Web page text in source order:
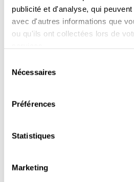
publicité et d'analyse, qui
avec d'autres informations que
ou qu'ils ont collectées lors de
Nécessaires
Préférences
Statistiques
Marketing
LA CENTRALE
CSD – édition 2021
1 JUIN 2021